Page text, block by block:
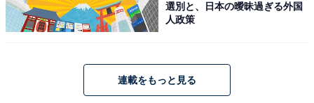
選別と、日本の曖昧過ぎる外国
人政策
連載をもっと見る